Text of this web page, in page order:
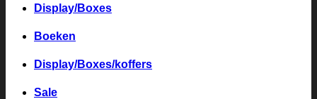
Display/Boxes
Boeken
Display/Boxes/koffers
Sale